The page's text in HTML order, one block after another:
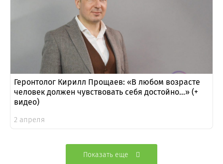
Геронтолог Кирилл Прощаев: «В любом возрасте
человек должен чувствовать себя достойно…» (+
видео)
2 апреля
Показать еще